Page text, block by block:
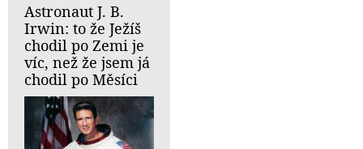
Astronaut J. B.
Irwin: to že Ježíš
chodil po Zemi je
víc, než že jsem já
chodil po Měsíci